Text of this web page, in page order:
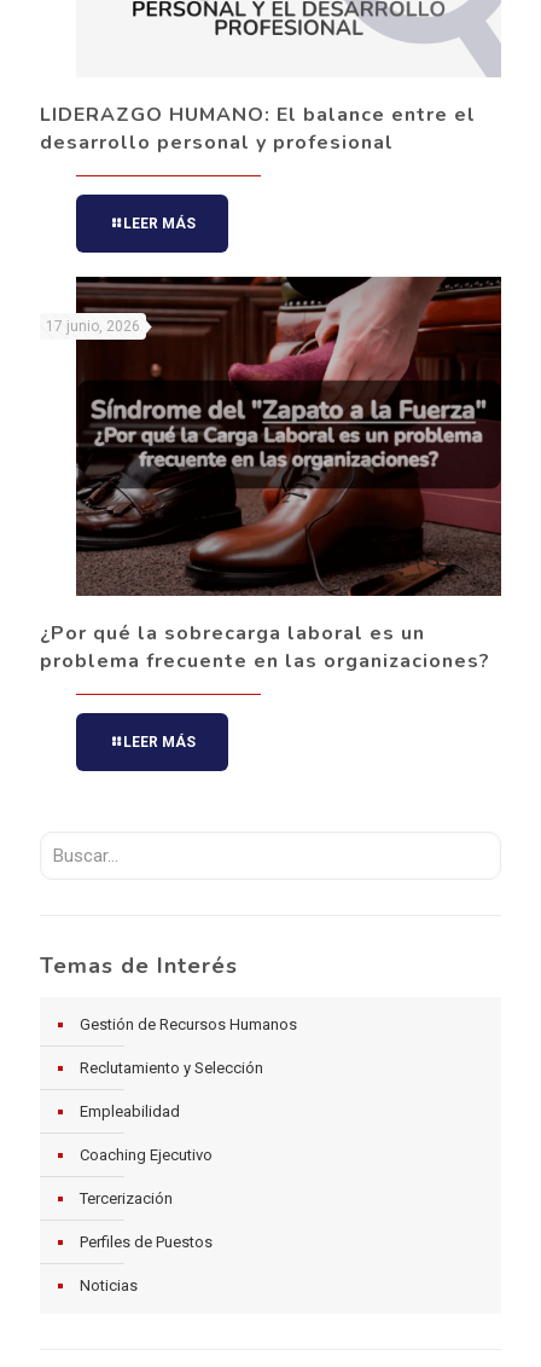
LIDERAZGO HUMANO: El balance entre el
desarrollo personal y profesional
LEER MÁS
17 junio, 2026
¿Por qué la sobrecarga laboral es un
problema frecuente en las organizaciones?
LEER MÁS
Temas de Interés
Gestión de Recursos Humanos
Reclutamiento y Selección
Empleabilidad
Coaching Ejecutivo
Tercerización
Perfiles de Puestos
Noticias